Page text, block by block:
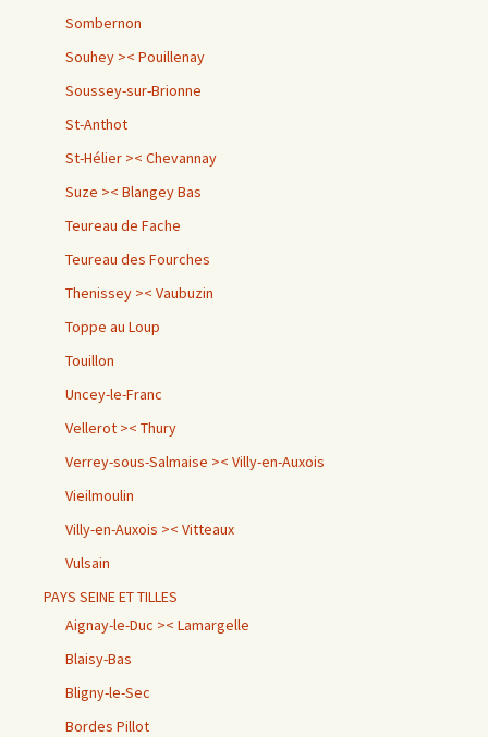
Sombernon
Souhey >< Pouillenay
Soussey-sur-Brionne
St-Anthot
St-Hélier >< Chevannay
Suze >< Blangey Bas
Teureau de Fache
Teureau des Fourches
Thenissey >< Vaubuzin
Toppe au Loup
Touillon
Uncey-le-Franc
Vellerot >< Thury
Verrey-sous-Salmaise >< Villy-en-Auxois
Vieilmoulin
Villy-en-Auxois >< Vitteaux
Vulsain
PAYS SEINE ET TILLES
Aignay-le-Duc >< Lamargelle
Blaisy-Bas
Bligny-le-Sec
Bordes Pillot